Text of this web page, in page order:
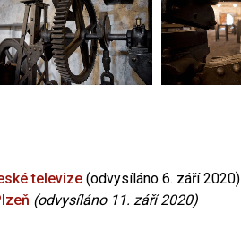
televize (odvysíláno 6. září 2020)
(odvysíláno 11. září 2020)